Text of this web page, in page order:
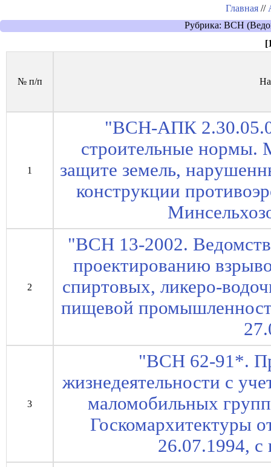
Главная //
Рубрика: ВСН
№ п/п
1
"ВСН-АПК
строительные нормы.
защите земель,
конструкции
2
"ВСН 13-2002.
проектированию
спиртовых, ликеро-
пищевой
3
"ВСН 62-91*.
жизнедеятельности с
маломобильных
Госкомархитектуры
26.07.1994, с